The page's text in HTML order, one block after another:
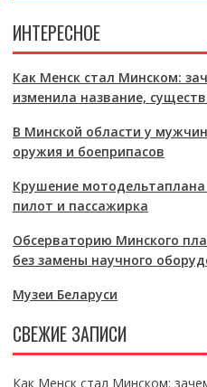
ИНТЕРЕСНОЕ
Как Менск стал Минском:
изменила название,
В Минской области у
оружия и боеприпасов
Крушение
пилот и пассажирка
Обсерваторию Минского
без замены научного
Музеи Беларуси
СВЕЖИЕ ЗАПИСИ
Как Менск стал Минском: